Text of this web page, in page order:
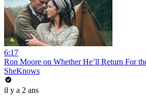
6:17
Ron Moore on Whether He’ll Return For
SheKnows
il y a 2 ans